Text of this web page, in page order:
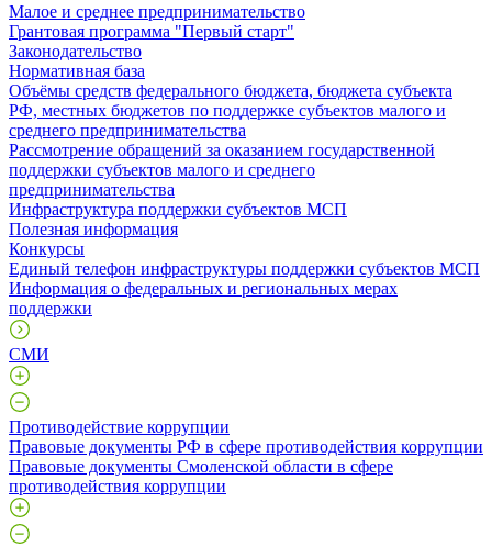
Малое и среднее предпринимательство
Грантовая программа "Первый старт"
Законодательство
Нормативная база
Объёмы средств федерального бюджета, бюджета субъекта
РФ, местных бюджетов по поддержке субъектов малого и
среднего предпринимательства
Рассмотрение обращений за оказанием государственной
поддержки субъектов малого и среднего
предпринимательства
Инфраструктура поддержки субъектов МСП
Полезная информация
Конкурсы
Единый телефон инфраструктуры поддержки субъектов МСП
Информация о федеральных и региональных мерах
поддержки
СМИ
Противодействие коррупции
Правовые документы РФ в сфере противодействия коррупции
Правовые документы Смоленской области в сфере
противодействия коррупции